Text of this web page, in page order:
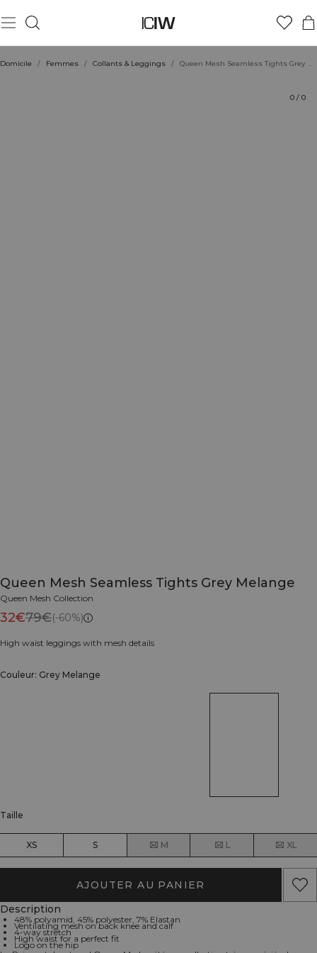
Domicile / Femmes / Collants & Leggings / Queen Mesh Seamless Tights Grey Melange
0 / 0
Queen Mesh Seamless Tights Grey Melange
Queen Mesh Collection
32€79€(-60%)
High waist leggings with mesh details
Couleur: Grey Melange
Taille
XS S M L XL
AJOUTER AU PANIER
Description
48% polyamid, 45% polyester, 7% Elastan
Ventilating mesh on back knee and calf
4-way stretch
High waist for a perfect fit
Logo on the hip